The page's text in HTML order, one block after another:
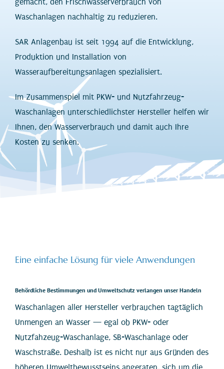
Waschanlagen nachhaltig zu reduzieren.
SAR Anlagenbau ist seit 1994 auf die Entwicklung,
Produktion und Installation von
Wasseraufbereitungsanlagen spezialisiert.
Im Zusammenspiel mit PKW- und Nutzfahrzeug-
Waschanlagen unterschiedlichster Hersteller helfen wir
Ihnen, den Wasserverbrauch und damit auch Ihre
Kosten zu senken.
Eine einfache Lösung für viele Anwendungen
Behördliche Bestimmungen und Umweltschutz verlangen unser Handeln
Waschanlagen aller Hersteller verbrauchen tagtäglich
Unmengen an Wasser — egal ob PKW- oder
Nutzfahzeug-Waschanlage, SB-Waschanlage oder
Waschstraße. Deshalb ist es nicht nur aus Gründen des